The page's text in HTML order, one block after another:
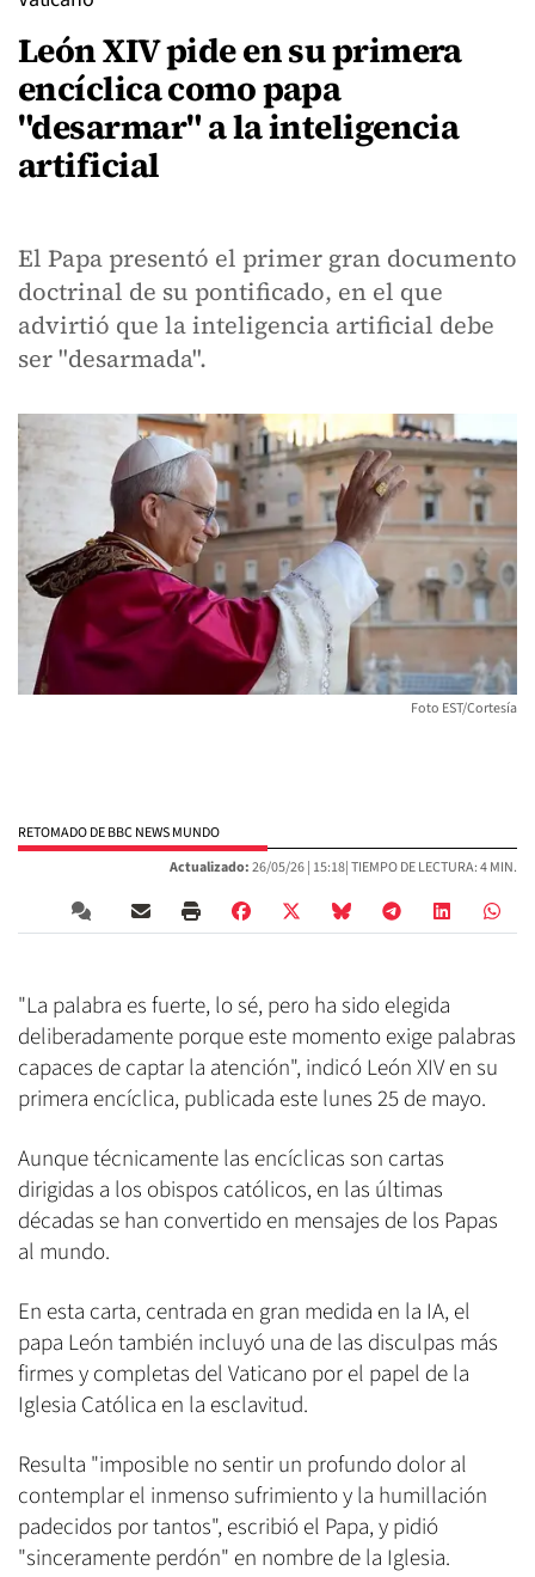
León XIV pide en su primera
encíclica como papa
"desarmar" a la inteligencia
artificial
El Papa presentó el primer gran documento
doctrinal de su pontificado, en el que
advirtió que la inteligencia artificial debe
ser "desarmada".
Foto EST/Cortesía
RETOMADO DE BBC NEWS MUNDO
Actualizado:26/05/26 | 15:18| TIEMPO DE LECTURA: 4 MIN.
"La palabra es fuerte, lo sé, pero ha sido elegida
deliberadamente porque este momento exige palabras
capaces de captar la atención", indicó León XIV en su
primera encíclica, publicada este lunes 25 de mayo.
Aunque técnicamente las encíclicas son cartas
dirigidas a los obispos católicos, en las últimas
décadas se han convertido en mensajes de los Papas
al mundo.
En esta carta, centrada en gran medida en la IA, el
papa León también incluyó una de las disculpas más
firmes y completas del Vaticano por el papel de la
Iglesia Católica en la esclavitud.
Resulta "imposible no sentir un profundo dolor al
contemplar el inmenso sufrimiento y la humillación
padecidos por tantos", escribió el Papa, y pidió
"sinceramente perdón" en nombre de la Iglesia.